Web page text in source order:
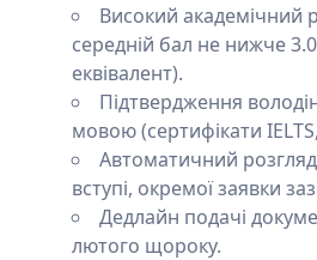
Високий академічний
середній бал не нижче
еквівалент).
Підтвердження
мовою (сертифікати
Автоматичний
вступі, окремої заявки
Дедлайн подачі
лютого щороку.